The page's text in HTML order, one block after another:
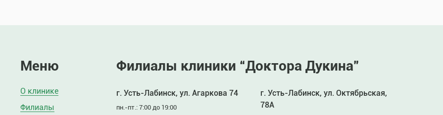
Меню
О клинике
Филиалы
Филиалы клиники “Доктора Дукина”
г. Усть-Лабинск, ул. Агаркова 74
пн.-пт.: 7:00 до 19:00
г. Усть-Лабинск, ул. Октябрьская,
78А